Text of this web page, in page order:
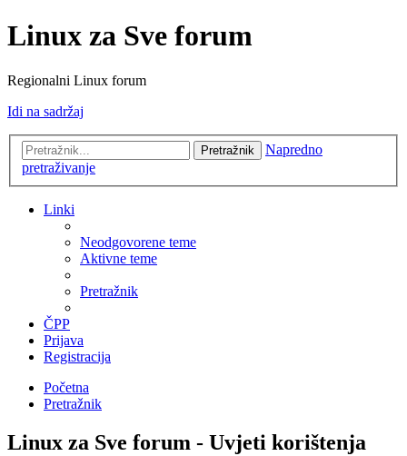
Linux za Sve forum
Regionalni Linux forum
Idi na sadržaj
Pretražnik
Napredno
pretraživanje
Linki
Neodgovorene teme
Aktivne teme
Pretražnik
ČPP
Prijava
Registracija
Početna
Pretražnik
Linux za Sve forum - Uvjeti korištenja